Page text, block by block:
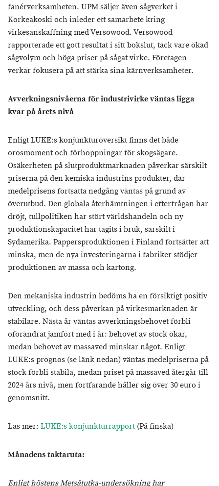
fanérverksamheten. UPM säljer även sågverket i
Korkeakoski och inleder ett samarbete kring
virkesanskaffning med Versowood. Versowood
rapporterade ett gott resultat i sitt bokslut, tack vare ökad
sågvolym och höga priser på sågat virke. Företagen
verkar fokusera på att stärka sina kärnverksamheter.
Avverkningsnivåerna för industrivirke väntas ligga
kvar på årets nivå
Enligt LUKE:s konjunkturöversikt finns det både
orosmoment och förhoppningar för skogsägare.
Osäkerheten på slutproduktmarknaden påverkar särskilt
priserna på den kemiska industrins produkter, där
medelprisens fortsatta nedgång väntas på grund av
överutbud. Den globala återhämtningen i efterfrågan har
dröjt, tullpolitiken har stört världshandeln och ny
produktionskapacitet har tagits i bruk, särskilt i
Sydamerika. Pappersproduktionen i Finland fortsätter att
minska, men de nya investeringarna i fabriker stödjer
produktionen av massa och kartong.
Den mekaniska industrin bedöms ha en försiktigt positiv
utveckling, och dess påverkan på virkesmarknaden är
stabilare. Nästa år väntas avverkningsbehovet förbli
oförändrat jämfört med i år: behovet av stock ökar,
medan behovet av massaved minskar något. Enligt
LUKE:s prognos (se länk nedan) väntas medelpriserna på
stock förbli stabila, medan priset på massaved återgår till
2024 års nivå, men fortfarande håller sig över 30 euro i
genomsnitt.
Läs mer: LUKE:s konjunkturrapport (På finska)
Månadens faktaruta:
Enligt höstens Metsätutka-undersökning har